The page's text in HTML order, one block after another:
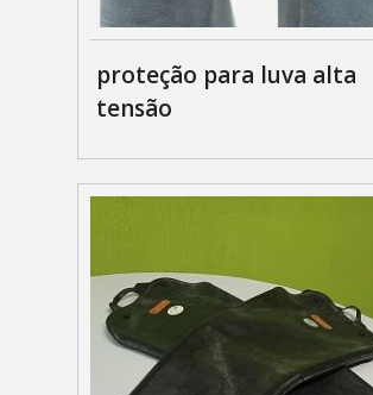
proteção para luva alta
tensão